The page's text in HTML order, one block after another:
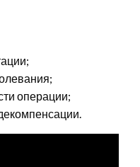
операции;